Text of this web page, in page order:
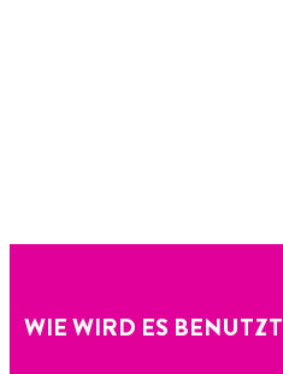
WIE WIRD ES BENUTZT